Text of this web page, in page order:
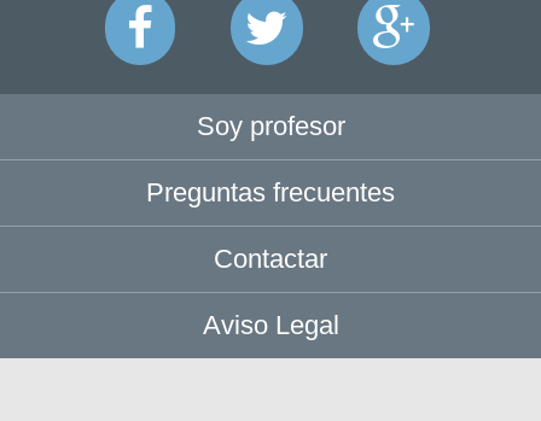
Soy profesor
Preguntas frecuentes
Contactar
Aviso Legal